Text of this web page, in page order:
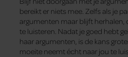
bereikt er niets mee. Zelfs als je
argumenten maar blijft herhalen,
te luisteren. Nadat je goed hebt
haar argumenten, is de kans
moeite neemt écht naar jou te